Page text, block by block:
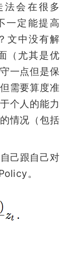
法会在很多
一定能提高
文中没有解
（尤其是优
一点但是保
需要算度准
个人的能力
情况（包括
己跟自己对
。